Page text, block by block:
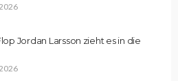
Jordan Larsson zieht es in die